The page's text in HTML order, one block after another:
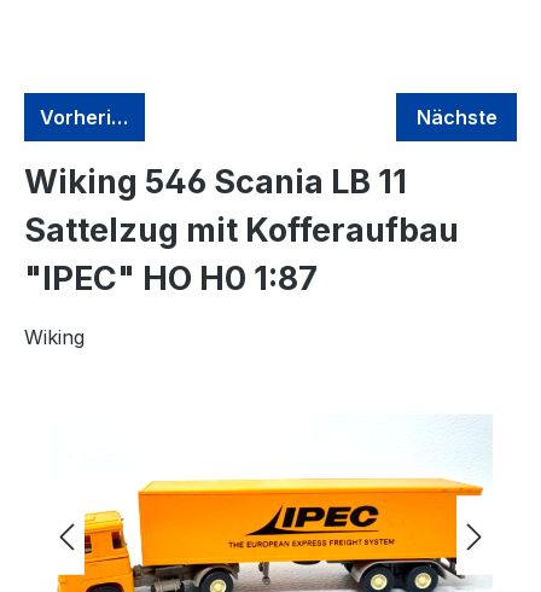
Vorherige Nächste
Wiking 546 Scania LB 11
Sattelzug mit Kofferaufbau
"IPEC" HO H0 1:87
Wiking